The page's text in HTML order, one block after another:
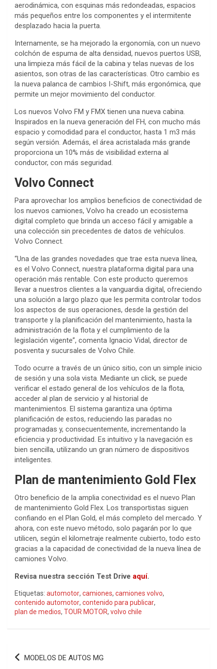
aerodinámica, con esquinas más redondeadas, espacios
más pequeños entre los componentes y el intermitente
desplazado hacia la puerta.
Internamente, se ha mejorado la ergonomía, con un nuevo
colchón de espuma de alta densidad, nuevos puertos USB,
una limpieza más fácil de la cabina y telas nuevas de los
asientos, son otras de las características. Otro cambio es
la nueva palanca de cambios I-Shift, más ergonómica, que
permite un mejor movimiento del conductor.
Los nuevos Volvo FM y FMX tienen una nueva cabina.
Inspirados en la nueva generación del FH, con mucho más
espacio y comodidad para el conductor, hasta 1 m3 más
según versión. Además, el área acristalada más grande
proporciona un 10% más de visibilidad externa al
conductor, con más seguridad.
Volvo Connect
Para aprovechar los amplios beneficios de conectividad de
los nuevos camiones, Volvo ha creado un ecosistema
digital completo que brinda un acceso fácil y amigable a
una colección sin precedentes de datos de vehículos.
Volvo Connect.
“Una de las grandes novedades que trae esta nueva línea,
es el Volvo Connect, nuestra plataforma digital para una
operación más rentable. Con este producto queremos
llevar a nuestros clientes a la vanguardia digital, ofreciendo
una solución a largo plazo que les permita controlar todos
los aspectos de sus operaciones, desde la gestión del
transporte y la planificación del mantenimiento, hasta la
administración de la flota y el cumplimiento de la
legislación vigente”, comenta Ignacio Vidal, director de
posventa y sucursales de Volvo Chile.
Todo ocurre a través de un único sitio, con un simple inicio
de sesión y una sola vista. Mediante un click, se puede
verificar el estado general de los vehículos de la flota,
acceder al plan de servicio y al historial de
mantenimientos. El sistema garantiza una óptima
planificación de estos, reduciendo las paradas no
programadas y, consecuentemente, incrementando la
eficiencia y productividad. Es intuitivo y la navegación es
bien sencilla, utilizando un gran número de dispositivos
inteligentes.
Plan de mantenimiento Gold Flex
Otro beneficio de la amplia conectividad es el nuevo Plan
de mantenimiento Gold Flex. Los transportistas siguen
confiando en el Plan Gold, el más completo del mercado. Y
ahora, con este nuevo método, solo pagarán por lo que
utilicen, según el kilometraje realmente cubierto, todo esto
gracias a la capacidad de conectividad de la nueva línea de
camiones Volvo.
Revisa nuestra sección Test Drive aquí.
Etiquetas: automotor, camiones, camiones volvo,
contenido automotor, contenido para publicar,
plan de medios, TOUR MOTOR, volvo chile
Navegación
MODELOS DE AUTOS MG